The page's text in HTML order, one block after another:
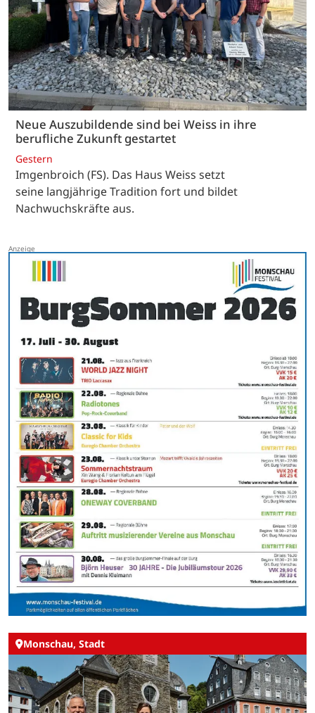
Neue Auszubildende sind bei Weiss in ihre
berufliche Zukunft gestartet
Gestern
Imgenbroich (FS). Das Haus Weiss setzt
seine langjährige Tradition fort und bildet
Nachwuchskräfte aus.
Monschau, Stadt